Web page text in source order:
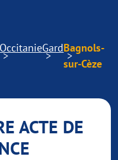
OccitanieGardBagnols-
sur-Cèze
ACTE DE